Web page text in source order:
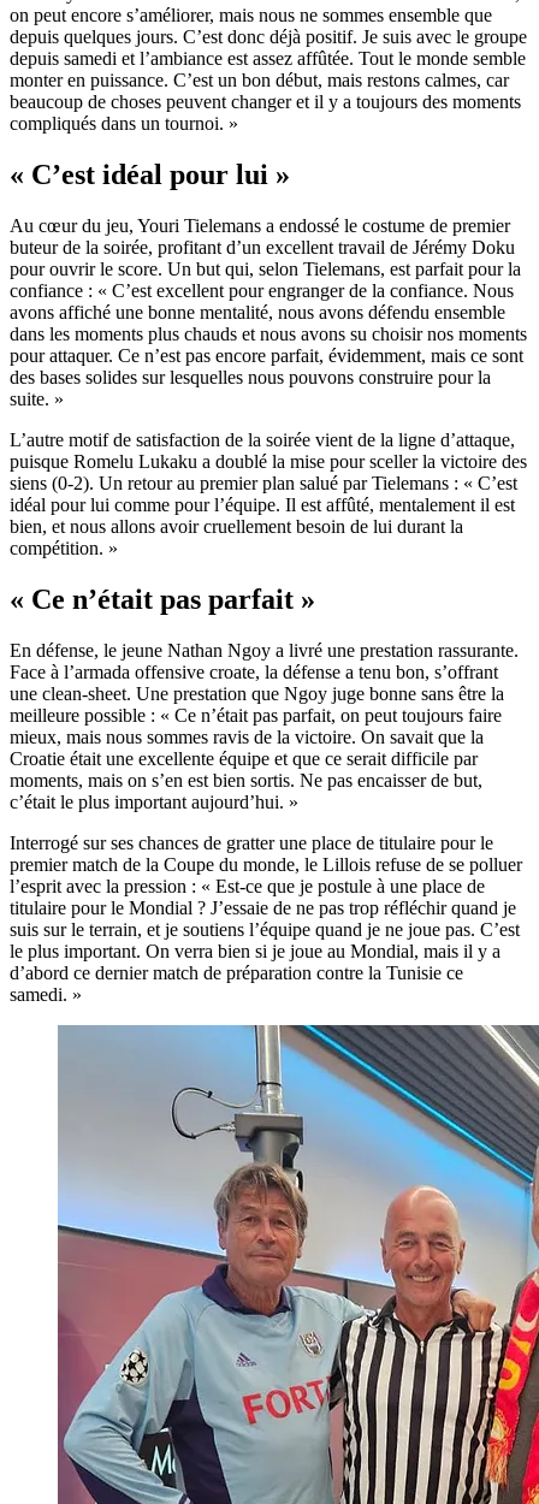
on peut encore s’améliorer, mais nous ne sommes ensemble que
depuis quelques jours. C’est donc déjà positif. Je suis avec le groupe
depuis samedi et l’ambiance est assez affûtée. Tout le monde semble
monter en puissance. C’est un bon début, mais restons calmes, car
beaucoup de choses peuvent changer et il y a toujours des moments
compliqués dans un tournoi. »
« C’est idéal pour lui »
Au cœur du jeu, Youri Tielemans a endossé le costume de premier
buteur de la soirée, profitant d’un excellent travail de Jérémy Doku
pour ouvrir le score. Un but qui, selon Tielemans, est parfait pour la
confiance : « C’est excellent pour engranger de la confiance. Nous
avons affiché une bonne mentalité, nous avons défendu ensemble
dans les moments plus chauds et nous avons su choisir nos moments
pour attaquer. Ce n’est pas encore parfait, évidemment, mais ce sont
des bases solides sur lesquelles nous pouvons construire pour la
suite. »
L’autre motif de satisfaction de la soirée vient de la ligne d’attaque,
puisque Romelu Lukaku a doublé la mise pour sceller la victoire des
siens (0-2). Un retour au premier plan salué par Tielemans : « C’est
idéal pour lui comme pour l’équipe. Il est affûté, mentalement il est
bien, et nous allons avoir cruellement besoin de lui durant la
compétition. »
« Ce n’était pas parfait »
En défense, le jeune Nathan Ngoy a livré une prestation rassurante.
Face à l’armada offensive croate, la défense a tenu bon, s’offrant
une clean-sheet. Une prestation que Ngoy juge bonne sans être la
meilleure possible : « Ce n’était pas parfait, on peut toujours faire
mieux, mais nous sommes ravis de la victoire. On savait que la
Croatie était une excellente équipe et que ce serait difficile par
moments, mais on s’en est bien sortis. Ne pas encaisser de but,
c’était le plus important aujourd’hui. »
Interrogé sur ses chances de gratter une place de titulaire pour le
premier match de la Coupe du monde, le Lillois refuse de se polluer
l’esprit avec la pression : « Est-ce que je postule à une place de
titulaire pour le Mondial ? J’essaie de ne pas trop réfléchir quand je
suis sur le terrain, et je soutiens l’équipe quand je ne joue pas. C’est
le plus important. On verra bien si je joue au Mondial, mais il y a
d’abord ce dernier match de préparation contre la Tunisie ce
samedi. »